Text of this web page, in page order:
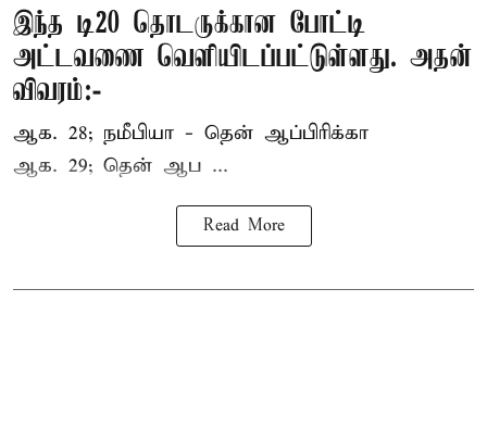
இந்த டி20 தொடருக்கான போட்டி
அட்டவணை வெளியிடப்பட்டுள்ளது. அதன்
விவரம்:-
ஆக. 28; நமீபியா - தென் ஆப்பிரிக்கா
ஆக. 29; தென் ஆப ...
Read More